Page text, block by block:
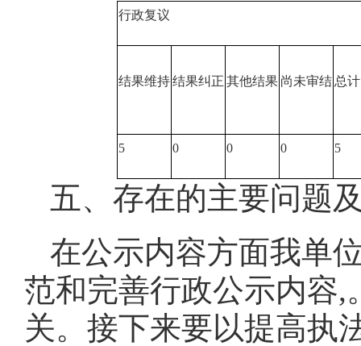
行政复议
结果维持结果纠正 其他结果 尚未审结 总计
5 0 0 0 5
五、存在的主要问题
在公示内容方面我单
范和完善行政公示内容
关。接下来要以提高执